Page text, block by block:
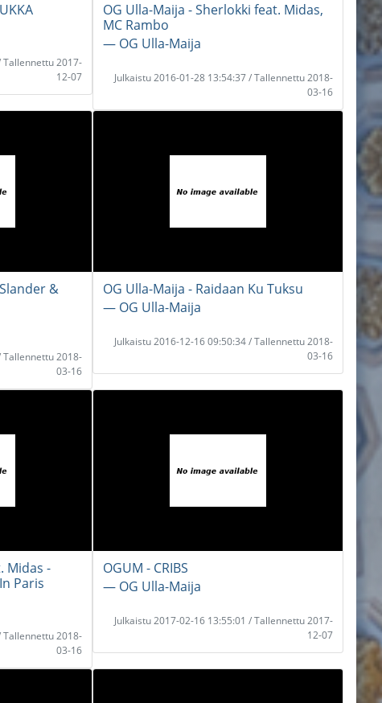
Tallennettu 2017-
12-07
OG Ulla-Maija - Sherlokki feat. Midas,
MC Rambo
― OG Ulla-Maija
Julkaistu 2016-01-28 13:54:37 / Tallennettu 2018-
03-16
&
Tallennettu 2018-
03-16
OG Ulla-Maija - Raidaan Ku Tuksu
― OG Ulla-Maija
Julkaistu 2016-12-16 09:50:34 / Tallennettu 2018-
03-16
Midas -
Paris
Tallennettu 2018-
03-16
OGUM - CRIBS
― OG Ulla-Maija
Julkaistu 2017-02-16 13:55:01 / Tallennettu 2017-
12-07